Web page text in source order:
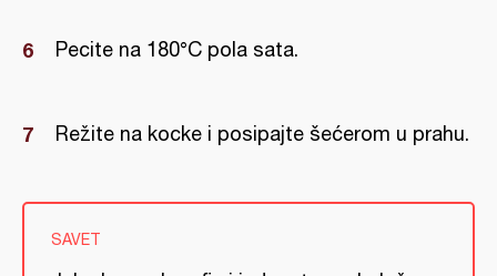
Pecite na 180°C pola sata.
Režite na kocke i posipajte šećerom u prahu.
SAVET